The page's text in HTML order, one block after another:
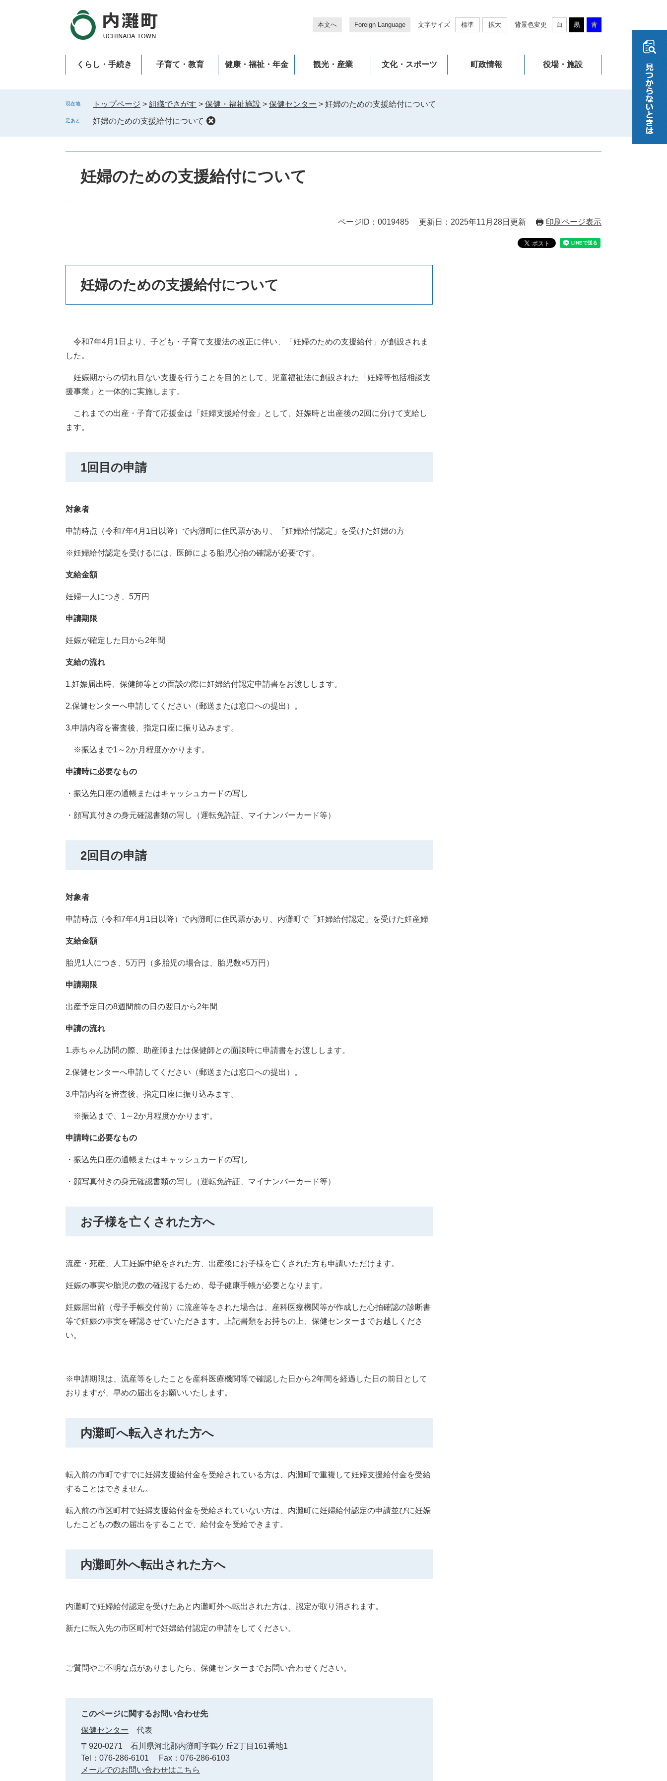
す
し
へ
本文へ Foreign Language 文字サイズ 標準 拡大 背景色変更 白 黒 青
くらし・手続き 子育て・教育 健康・福祉・年金 観光・産業 文化・スポーツ 町政情報 役場・施設
現在地 トップページ > 組織でさがす > 保健・福祉施設 > 保健センター > 妊婦のための支援給付について
足あと 妊婦のための支援給付について
妊婦のための支援給付について
ページID：0019485 更新日：2025年11月28日更新 印刷ページ表示
妊婦のための支援給付について
令和7年4月1日より、子ども・子育て支援法の改正に伴い、「妊婦のための支援給付」が創設されま
した。
妊娠期からの切れ目ない支援を行うことを目的として、児童福祉法に創設された「妊婦等包括相談支
援事業」と一体的に実施します。
これまでの出産・子育て応援金は「妊婦支援給付金」として、妊娠時と出産後の2回に分けて支給し
ます。
1回目の申請
対象者
申請時点（令和7年4月1日以降）で内灘町に住民票があり、「妊婦給付認定」を受けた妊婦の方
※妊婦給付認定を受けるには、医師による胎児心拍の確認が必要です。
支給金額
妊婦一人につき、5万円
申請期限
妊娠が確定した日から2年間
支給の流れ
1.妊娠届出時、保健師等との面談の際に妊婦給付認定申請書をお渡しします。
2.保健センターへ申請してください（郵送または窓口への提出）。
3.申請内容を審査後、指定口座に振り込みます。
※振込まで1～2か月程度かかります。
申請時に必要なもの
・振込先口座の通帳またはキャッシュカードの写し
・顔写真付きの身元確認書類の写し（運転免許証、マイナンバーカード等）
2回目の申請
対象者
申請時点（令和7年4月1日以降）で内灘町に住民票があり、内灘町で「妊婦給付認定」を受けた妊産婦
支給金額
胎児1人につき、5万円（多胎児の場合は、胎児数×5万円）
申請期限
出産予定日の8週間前の日の翌日から2年間
申請の流れ
1.赤ちゃん訪問の際、助産師または保健師との面談時に申請書をお渡しします。
2.保健センターへ申請してください（郵送または窓口への提出）。
3.申請内容を審査後、指定口座に振り込みます。
※振込まで、1～2か月程度かかります。
申請時に必要なもの
・振込先口座の通帳またはキャッシュカードの写し
・顔写真付きの身元確認書類の写し（運転免許証、マイナンバーカード等）
お子様を亡くされた方へ
流産・死産、人工妊娠中絶をされた方、出産後にお子様を亡くされた方も申請いただけます。
妊娠の事実や胎児の数の確認するため、母子健康手帳が必要となります。
妊娠届出前（母子手帳交付前）に流産等をされた場合は、産科医療機関等が作成した心拍確認の診断書
等で妊娠の事実を確認させていただきます。上記書類をお持ちの上、保健センターまでお越しくださ
い。
※申請期限は、流産等をしたことを産科医療機関等で確認した日から2年間を経過した日の前日として
おりますが、早めの届出をお願いいたします。
内灘町へ転入された方へ
転入前の市町ですでに妊婦支援給付金を受給されている方は、内灘町で重複して妊婦支援給付金を受給
することはできません。
転入前の市区町村で妊婦支援給付金を受給されていない方は、内灘町に妊婦給付認定の申請並びに妊娠
したこどもの数の届出をすることで、給付金を受給できます。
内灘町外へ転出された方へ
内灘町で妊婦給付認定を受けたあと内灘町外へ転出された方は、認定が取り消されます。
新たに転入先の市区町村で妊婦給付認定の申請をしてください。
ご質問やご不明な点がありましたら、保健センターまでお問い合わせください。
このページに関するお問い合わせ先
保健センター
代表
〒920-0271
石川県河北郡内灘町字鶴ケ丘2丁目161番地1
Tel：076-286-6101
Fax：076-286-6103
メールでのお問い合わせはこちら